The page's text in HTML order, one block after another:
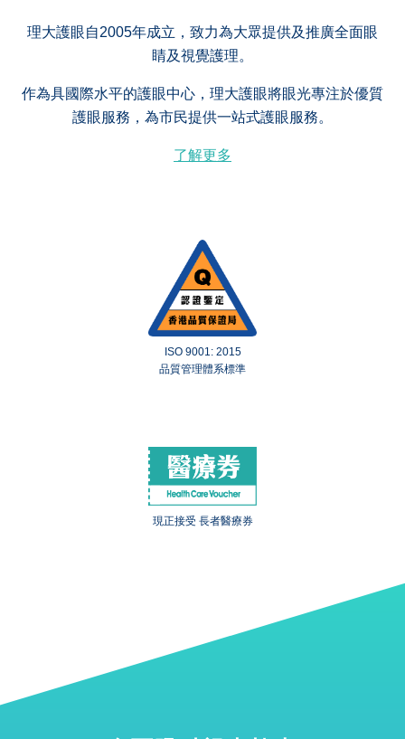
理大護眼自2005年成立，致力為大眾提供及推廣全面眼
睛及視覺護理。
作為具國際水平的護眼中心，理大護眼將眼光專注於優質
護眼服務，為市民提供一站式護眼服務。
了解更多
ISO 9001: 2015
品質管理體系標準
現正接受 長者醫療券